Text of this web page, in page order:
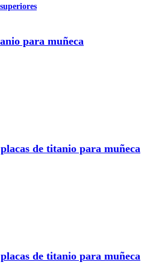
para muñeca
de titanio para muñeca
de titanio para muñeca